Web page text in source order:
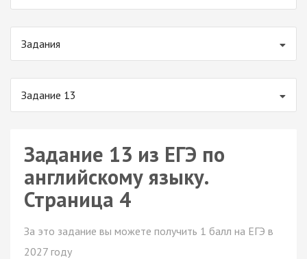
Задания
Задание 13
Задание 13 из ЕГЭ по
английскому языку.
Страница 4
За это задание вы можете получить 1 балл на ЕГЭ в
2027 году